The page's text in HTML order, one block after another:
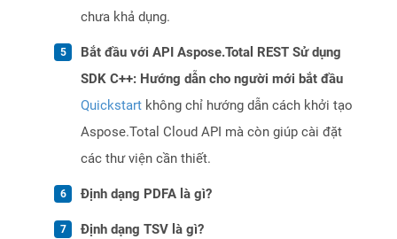
chưa khả dụng.
Bắt đầu với API Aspose.Total REST Sử dụng
SDK C++: Hướng dẫn cho người mới bắt đầu
Quickstart không chỉ hướng dẫn cách khởi tạo
Aspose.Total Cloud API mà còn giúp cài đặt
các thư viện cần thiết.
Định dạng PDFA là gì?
Định dạng TSV là gì?